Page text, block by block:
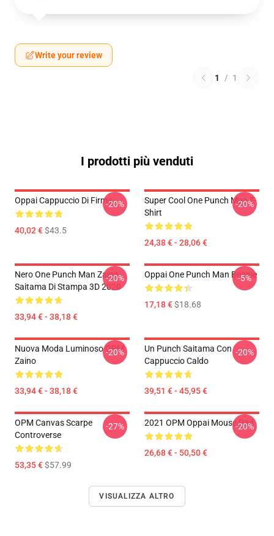
Write your review
1 / 1
I prodotti più venduti
Oppai Cappuccio Di Firma
40,02 €$43.5
-20%
Super Cool One Punch Man T-
Shirt
24,38 € - 28,06 €
-20%
Nero One Punch Man Zaino
Saitama Di Stampa 3D 2020
33,94 € - 38,18 €
-20% Oppai One Punch Man Beanie
17,18 €$18.68
-5%
Nuova Moda Luminoso OPM
Zaino
33,94 € - 38,18 €
-20%
Un Punch Saitama Con
Cappuccio Caldo
39,51 € - 45,95 €
-20%
OPM Canvas Scarpe
Controverse
53,35 €$57.99
-27% 2021 OPM Oppai Mouse Pad
26,68 € - 50,50 €
-20%
VISUALIZZA ALTRO